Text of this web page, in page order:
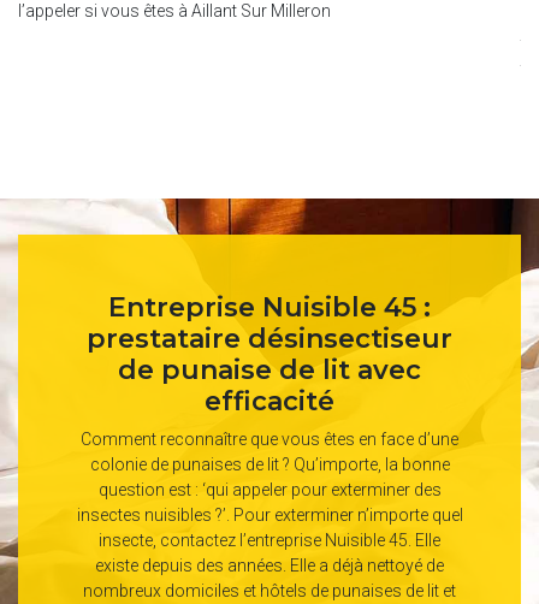
l’appeler si vous êtes à Aillant Sur Milleron
Entreprise Nuisible 45 :
prestataire désinsectiseur
de punaise de lit avec
efficacité
Comment reconnaître que vous êtes en face d’une
colonie de punaises de lit ? Qu’importe, la bonne
question est : ‘qui appeler pour exterminer des
insectes nuisibles ?’. Pour exterminer n’importe quel
insecte, contactez l’entreprise Nuisible 45. Elle
existe depuis des années. Elle a déjà nettoyé de
nombreux domiciles et hôtels de punaises de lit et